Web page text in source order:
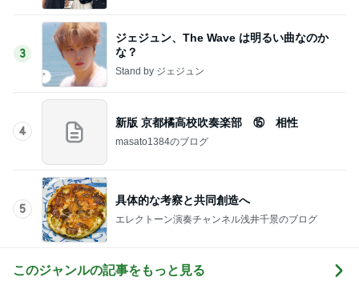
3
ジェジュン、The Wave は明るい曲なのか
な？
Stand by ジェジュン
4
新版 京都橘高校吹奏楽部 ⑮ 相性
masato1384のブログ
5
具体的な考察と共同創造へ
エレクトーン演奏チャンネル浅井千景のブログ
このジャンルの記事をもっと見る